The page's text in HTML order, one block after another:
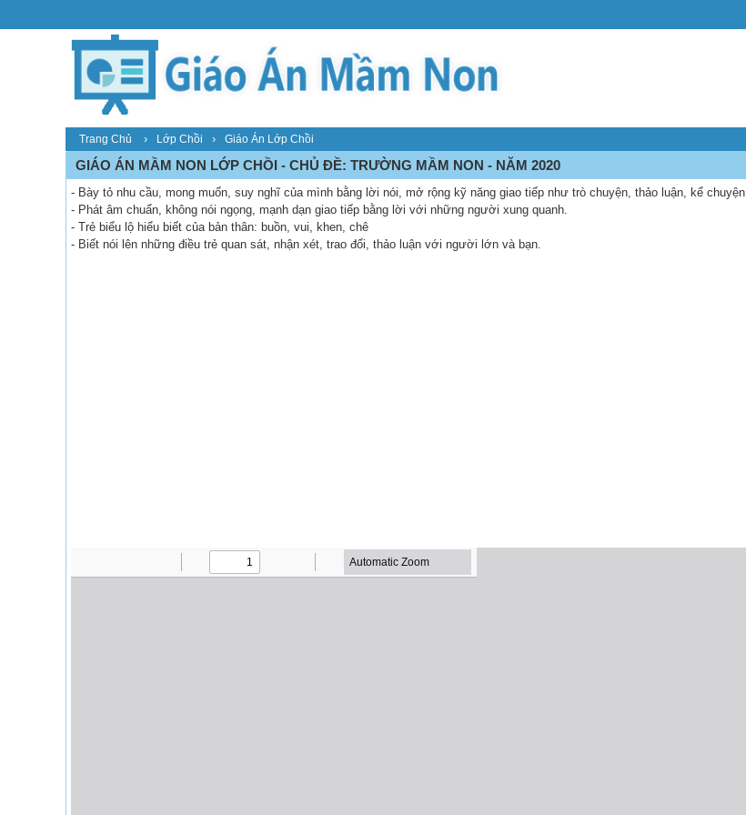
Trang Chủ › Lớp Chồi › Giáo Án Lớp Chồi
GIÁO ÁN MẦM NON LỚP CHỒI - CHỦ ĐỀ: TRƯỜNG MẦM NON - NĂM 2020
- Bày tỏ nhu cầu, mong muốn, suy nghĩ của mình bằng lời nói, mở rộng kỹ năng giao tiếp như trò chuyện, thảo luận, kể chuyện.
- Phát âm chuẩn, không nói ngọng, mạnh dạn giao tiếp bằng lời với những người xung quanh.
- Trẻ biểu lộ hiểu biết của bản thân: buồn, vui, khen, chê
- Biết nói lên những điều trẻ quan sát, nhận xét, trao đổi, thảo luận với người lớn và bạn.